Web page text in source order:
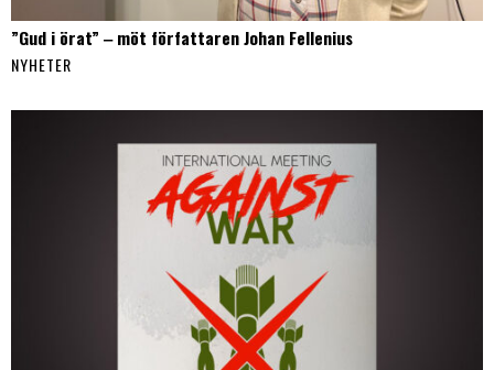
”Gud i örat” ‒ möt författaren Johan Fellenius
NYHETER